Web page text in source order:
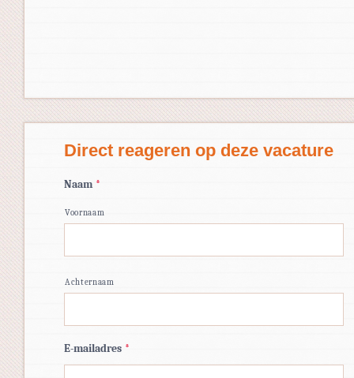
Direct reageren op deze vacature
Naam *
Voornaam
Achternaam
E-mailadres *